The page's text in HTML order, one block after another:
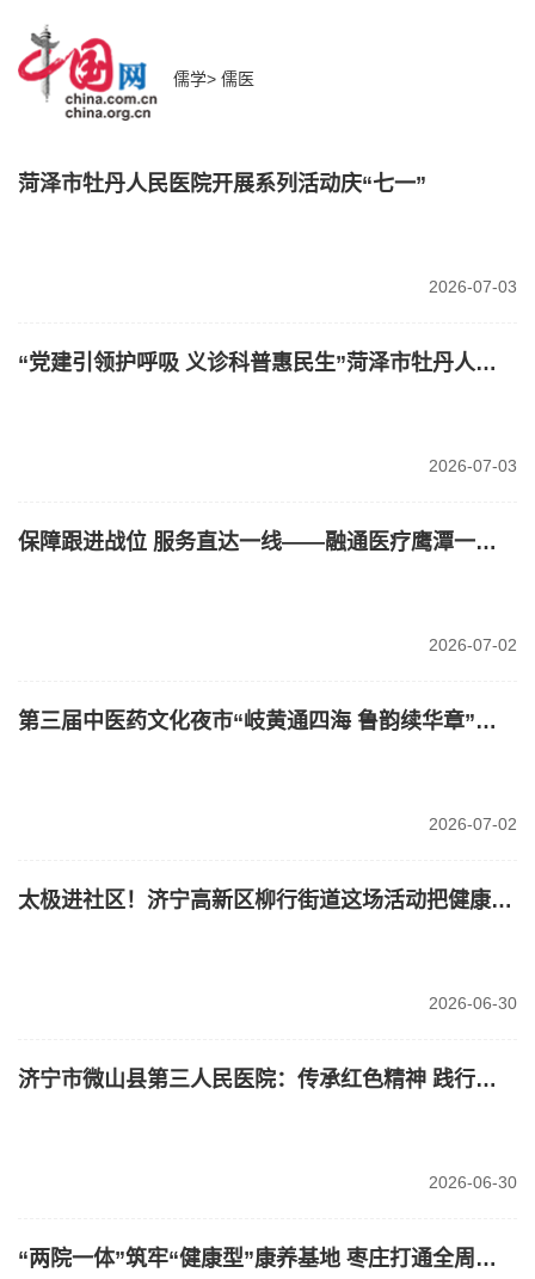
儒学> 儒医
菏泽市牡丹人民医院开展系列活动庆“七一”
2026-07-03
“党建引领护呼吸 义诊科普惠民生”菏泽市牡丹人民医院开展2026年支气管扩张日义诊活动
2026-07-03
保障跟进战位 服务直达一线——融通医疗鹰潭一八四医院提质增效护航练兵备战
2026-07-02
第三届中医药文化夜市“岐黄通四海 鲁韵续华章”即将启幕
2026-07-02
太极进社区！济宁高新区柳行街道这场活动把健康送到居民家门口
2026-06-30
济宁市微山县第三人民医院：传承红色精神 践行医者初心
2026-06-30
“两院一体”筑牢“健康型”康养基地 枣庄打通全周期医养服务绿色通道